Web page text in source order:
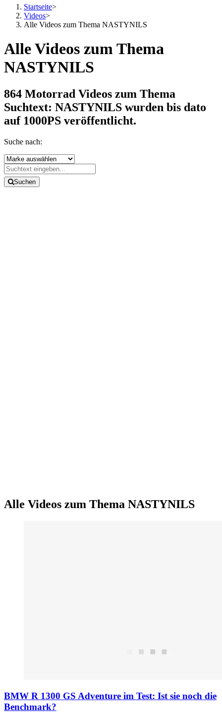
Startseite>
Videos>
Alle Videos zum Thema NASTYNILS
Alle Videos zum Thema
NASTYNILS
864 Motorrad Videos zum Thema
Suchtext: NASTYNILS wurden bis dato
auf 1000PS veröffentlicht.
Suche nach:
Suchen
Alle Videos zum Thema NASTYNILS
BMW R 1300 GS Adventure im Test: Ist sie noch die
Benchmark?